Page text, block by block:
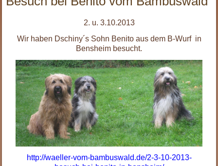
2. u. 3.10.2013
Wir haben Dschiny´s Sohn Benito aus dem B-Wurf in
Bensheim besucht.
http://waeller-vom-bambuswald.de/2-3-10-2013-